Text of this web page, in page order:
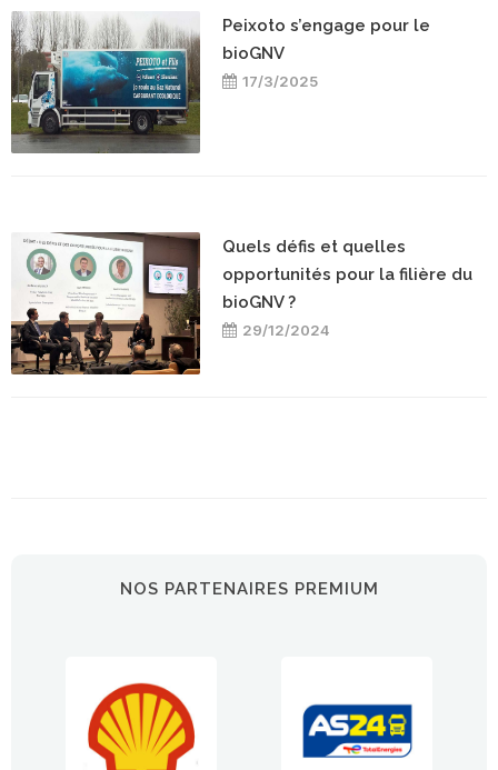
Peixoto s’engage pour le
bioGNV
17/3/2025
Quels défis et quelles
opportunités pour la filière du
bioGNV ?
29/12/2024
NOS PARTENAIRES PREMIUM